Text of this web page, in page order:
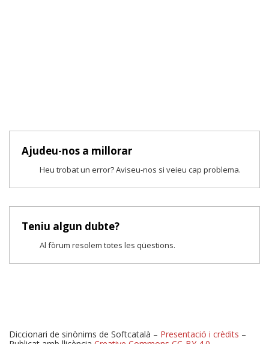
Ajudeu-nos a millorar
Heu trobat un error? Aviseu-nos si veieu cap problema.
Teniu algun dubte?
Al fòrum resolem totes les qüestions.
Diccionari de sinònims de Softcatalà – Presentació i crèdits –